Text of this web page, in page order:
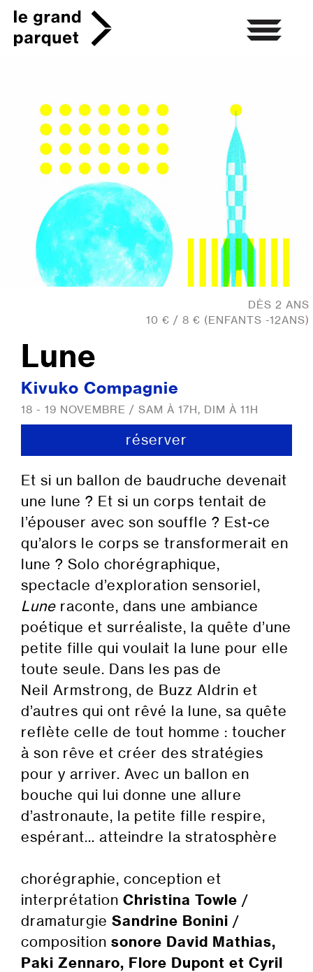
Skip
to
content
Lune
Kivuko Compagnie
18 - 19 NOVEMBRE / SAM À 17H, DIM À 11H
réserver
Et si un ballon de baudruche devenait
une lune ? Et si un corps tentait de
l’épouser avec son souffle ? Est-ce
qu’alors le corps se transformerait en
lune ? Solo chorégraphique,
spectacle d’exploration sensoriel,
Lune raconte, dans une ambiance
poétique et surréaliste, la quête d’une
petite fille qui voulait la lune pour elle
toute seule. Dans les pas de
Neil Armstrong, de Buzz Aldrin et
d’autres qui ont rêvé la lune, sa quête
reflète celle de tout homme : toucher
à son rêve et créer des stratégies
pour y arriver. Avec un ballon en
bouche qui lui donne une allure
d’astronaute, la petite fille respire,
espérant… atteindre la stratosphère
chorégraphie, conception et
interprétation Christina Towle /
dramaturgie Sandrine Bonini /
composition sonore David Mathias,
Paki Zennaro, Flore Dupont et Cyril
DÈS 2 ANS
10 € / 8 € (ENFANTS -12ANS)